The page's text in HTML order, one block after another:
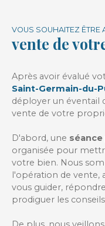
VOUS SOUHAITEZ ÊTRE
vente de
Après avoir évalué
Saint-Germain-du-
déployer un éventail
vente de votre
D'abord, une
organisée pour
votre bien. Nous
l'opération de vente,
vous guider,
prodiguer les